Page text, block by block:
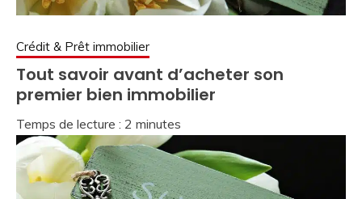
Crédit & Prêt immobilier
Tout savoir avant d’acheter son
premier bien immobilier
Temps de lecture : 2 minutes